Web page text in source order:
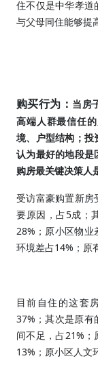
住不仅是中华孝道
与父母同住能够提
购买行为： 当房
高端人群最信任
境、户型结构；投
认为最好的地段是
购房最关键决策人
受访富豪购置新房
要原因，占 5成；
28% ；原小区物
环境差占14% ；原
目前自住的这套
37% ；其次是原
间不足，占21%
13% ；原小区人文